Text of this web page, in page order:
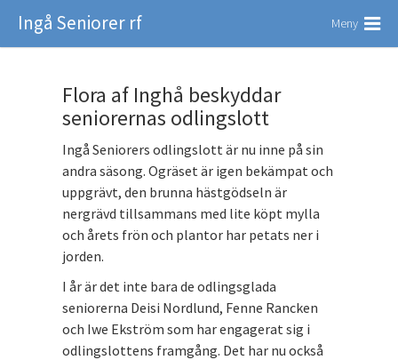
Ingå Seniorer rf Meny
Flora af Inghå beskyddar
seniorernas odlingslott
Ingå Seniorers odlingslott är nu inne på sin
andra säsong. Ogräset är igen bekämpat och
uppgrävt, den brunna hästgödseln är
nergrävd tillsammans med lite köpt mylla
och årets frön och plantor har petats ner i
jorden.
I år är det inte bara de odlingsglada
seniorerna Deisi Nordlund, Fenne Rancken
och Iwe Ekström som har engagerat sig i
odlingslottens framgång. Det har nu också